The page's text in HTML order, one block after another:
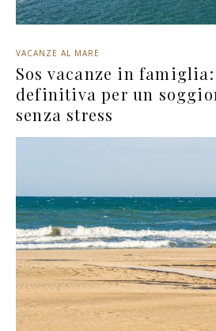
VACANZE AL MARE
Sos vacanze in
definitiva per un
senza stress